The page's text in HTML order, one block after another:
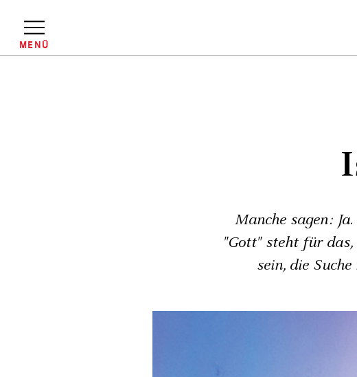
Inhalt
MENÜ
Manche sagen:
"Gott" steht für
sein, die